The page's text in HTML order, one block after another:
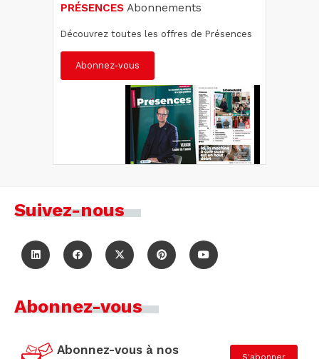
PRÉSENCES Abonnements
Découvrez toutes les offres de Présences
Abonnez-vous
Suivez-nous
Abonnez-vous
Abonnez-vous à nos
S'abonner